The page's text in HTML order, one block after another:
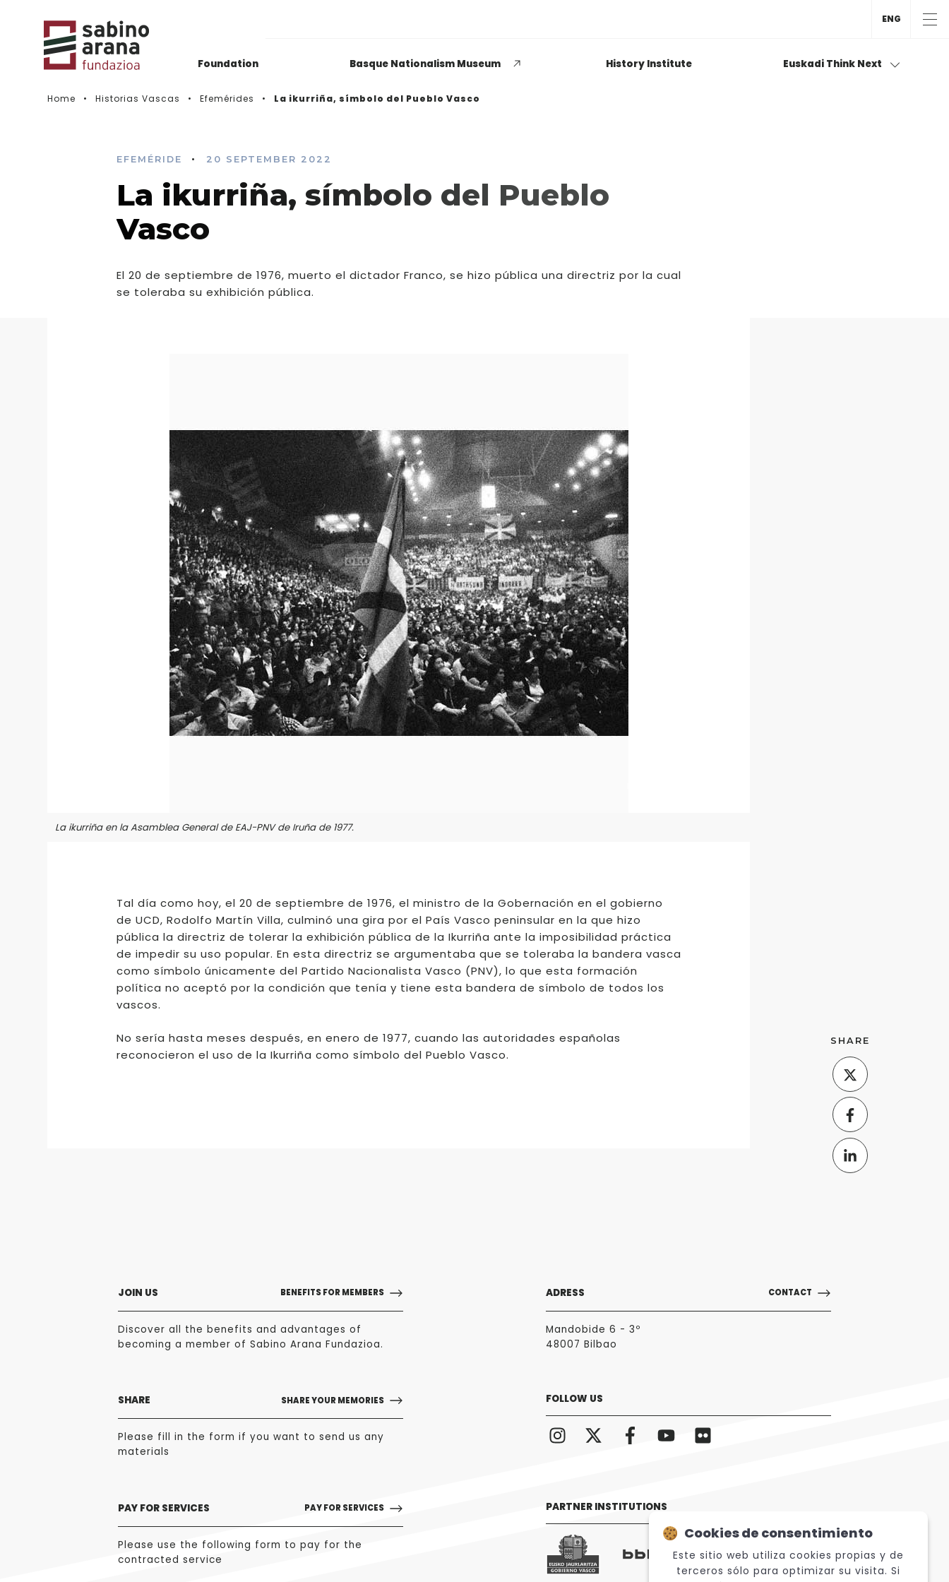
Foundation Basque Nationalism Museum History Institute Euskadi Think Next
Deialdien Historikoa
Opiniones dispares
LEER MÁS
ENG
Home Historias Vascas Efemérides La ikurriña, símbolo del Pueblo Vasco
EFEMÉRIDE • 20 SEPTEMBER 2022
La ikurriña, símbolo del Pueblo
Vasco
El 20 de septiembre de 1976, muerto el dictador Franco, se hizo pública una directriz por la cual
se toleraba su exhibición pública.
La ikurriña en la Asamblea General de EAJ-PNV de Iruña de 1977.
Tal día como hoy, el 20 de septiembre de 1976, el ministro de la Gobernación en el gobierno
de UCD, Rodolfo Martín Villa, culminó una gira por el País Vasco peninsular en la que hizo
pública la directriz de tolerar la exhibición pública de la Ikurriña ante la imposibilidad práctica
de impedir su uso popular. En esta directriz se argumentaba que se toleraba la bandera vasca
como símbolo únicamente del Partido Nacionalista Vasco (PNV), lo que esta formación
política no aceptó por la condición que tenía y tiene esta bandera de símbolo de todos los
vascos.
No sería hasta meses después, en enero de 1977, cuando las autoridades españolas
reconocieron el uso de la Ikurriña como símbolo del Pueblo Vasco.
SHARE
JOIN US BENEFITS FOR MEMBERS
Discover all the benefits and advantages of
becoming a member of Sabino Arana Fundazioa.
SHARE SHARE YOUR MEMORIES
Please fill in the form if you want to send us any
materials
PAY FOR SERVICES PAY FOR SERVICES
Please use the following form to pay for the
contracted service
ADRESS CONTACT
Mandobide 6 - 3º
48007 Bilbao
FOLLOW US
PARTNER INSTITUTIONS
Cookies de consentimiento
Este sitio web utiliza cookies propias y de
terceros sólo para optimizar su visita. Si